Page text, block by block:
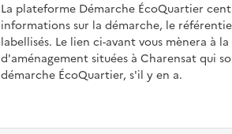
La plateforme Démarche ÉcoQuartier
informations sur la démarche, le
labellisés. Le lien ci-avant vous mènera à
d'aménagement situées à Charensat qui
démarche ÉcoQuartier, s'il y en a.